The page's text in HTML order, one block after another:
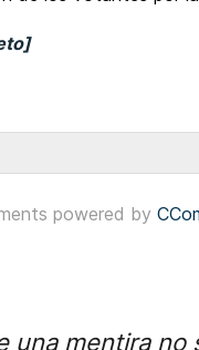
Portugal: António
powered by
una mentira no